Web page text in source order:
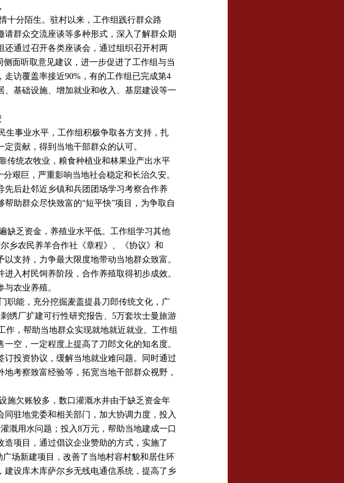
十分陌生。驻村以来，工作组践行群众路
群众交流座谈等多种形式，深入了解群众期
通过召开各类座谈会，通过组织召开村两
面听取意见建议，进一步促进了工作组与当
访覆盖率接近90%，有的工作组已完成第4
基础设施、增加就业和收入、基层建设等一
生事业水平，工作组积极争取各方支持，扎
贡献，得到当地干部群众的认可。
传统农牧业，粮食种植业和林果业产出水平
艰巨，严重影响当地社会稳定和长治久安。
后赴邻近乡镇和兵团团场学习考察合作养
助群众尽快致富的“短平快”项目，为争取自
缺乏资金，养殖业水平低。工作组学习其他
乡农民养羊合作社《章程》、《协议》和
支持，力争最大限度地带动当地群众致富。
入村民饲养阶段，合作养殖取得初步成效。
农业养殖。
职能，充分挖掘麦盖提县刀郎传统文化，广
绣厂扩建可行性研究报告、5万套坎士曼旅游
作，帮助当地群众实现就地就近就业。工作组
空，一定程度上提高了刀郎文化的知名度。
投资协议，缓解当地就业难问题。同时通过
考察致富经验等，拓宽当地干部群众视野，
施欠账较多，数口灌溉水井由于缺乏资金年
驻地党委和相关部门，加大协调力度，投入
溉用水问题；投入8万元，帮助当地建成一口
项目，通过倡议企业赞助的方式，实施了
场新建项目，改善了当地村容村貌和居住环
设库木库萨尔乡无线电通信系统，提高了乡